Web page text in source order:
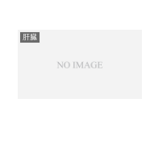
肝臓